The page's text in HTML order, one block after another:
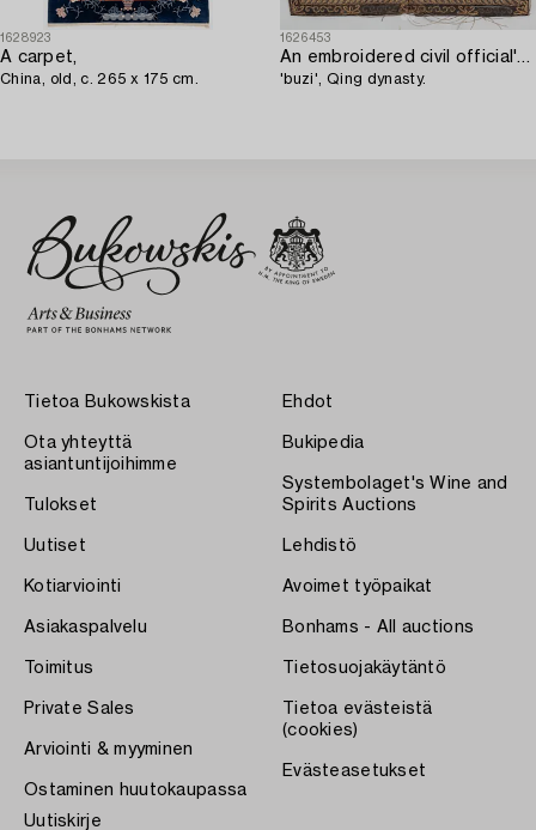
1628923
A carpet,
China, old, c. 265 x 175 cm.
1626453
An embroidered civil official's rank badge with a bird,
'buzi', Qing dynasty.
Tietoa Bukowskista
Ota yhteyttä
asiantuntijoihimme
Tulokset
Uutiset
Kotiarviointi
Asiakaspalvelu
Toimitus
Private Sales
Arviointi & myyminen
Ostaminen huutokaupassa
Ehdot
Bukipedia
Systembolaget's Wine and
Spirits Auctions
Lehdistö
Avoimet työpaikat
Bonhams - All auctions
Tietosuojakäytäntö
Tietoa evästeistä
(cookies)
Evästeasetukset
Uutiskirje